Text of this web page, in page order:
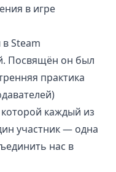
в игре
Steam
Посвящён он был
практика
каждый из
участник — одна
нас в